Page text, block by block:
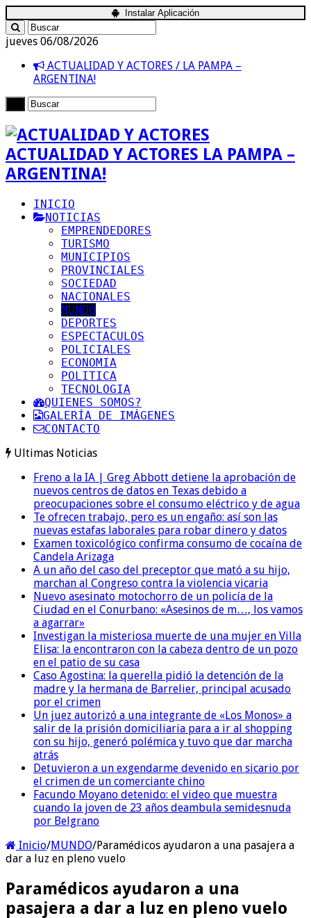
Instalar Aplicación
jueves 06/08/2026
ACTUALIDAD Y ACTORES / LA PAMPA –
ARGENTINA!
ACTUALIDAD Y ACTORES LA PAMPA –
ARGENTINA!
INICIO
NOTICIAS
EMPRENDEDORES
TURISMO
MUNICIPIOS
PROVINCIALES
SOCIEDAD
NACIONALES
MUNDO
DEPORTES
ESPECTACULOS
POLICIALES
ECONOMIA
POLITICA
TECNOLOGIA
QUIENES SOMOS?
GALERÍA DE IMÁGENES
CONTACTO
Ultimas Noticias
Freno a la IA | Greg Abbott detiene la aprobación de
nuevos centros de datos en Texas debido a
preocupaciones sobre el consumo eléctrico y de agua
Te ofrecen trabajo, pero es un engaño: así son las
nuevas estafas laborales para robar dinero y datos
Examen toxicológico confirma consumo de cocaína de
Candela Arizaga
A un año del caso del preceptor que mató a su hijo,
marchan al Congreso contra la violencia vicaria
Nuevo asesinato motochorro de un policía de la
Ciudad en el Conurbano: «Asesinos de m…, los vamos
a agarrar»
Investigan la misteriosa muerte de una mujer en Villa
Elisa: la encontraron con la cabeza dentro de un pozo
en el patio de su casa
Caso Agostina: la querella pidió la detención de la
madre y la hermana de Barrelier, principal acusado
por el crimen
Un juez autorizó a una integrante de «Los Monos» a
salir de la prisión domiciliaria para a ir al shopping
con su hijo, generó polémica y tuvo que dar marcha
atrás
Detuvieron a un exgendarme devenido en sicario por
el crimen de un comerciante chino
Facundo Moyano detenido: el video que muestra
cuando la joven de 23 años deambula semidesnuda
por Belgrano
Inicio/MUNDO/Paramédicos ayudaron a una pasajera a
dar a luz en pleno vuelo
Paramédicos ayudaron a una
pasajera a dar a luz en pleno vuelo